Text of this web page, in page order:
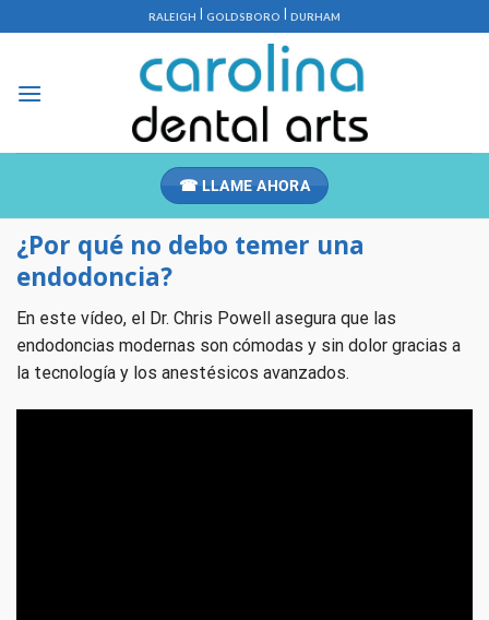
al
RALEIGH | GOLDSBORO | DURHAM
☎ LLAME AHORA
¿Por qué no debo temer una
endodoncia?
En este vídeo, el Dr. Chris Powell asegura que las
endodoncias modernas son cómodas y sin dolor gracias a
la tecnología y los anestésicos avanzados.